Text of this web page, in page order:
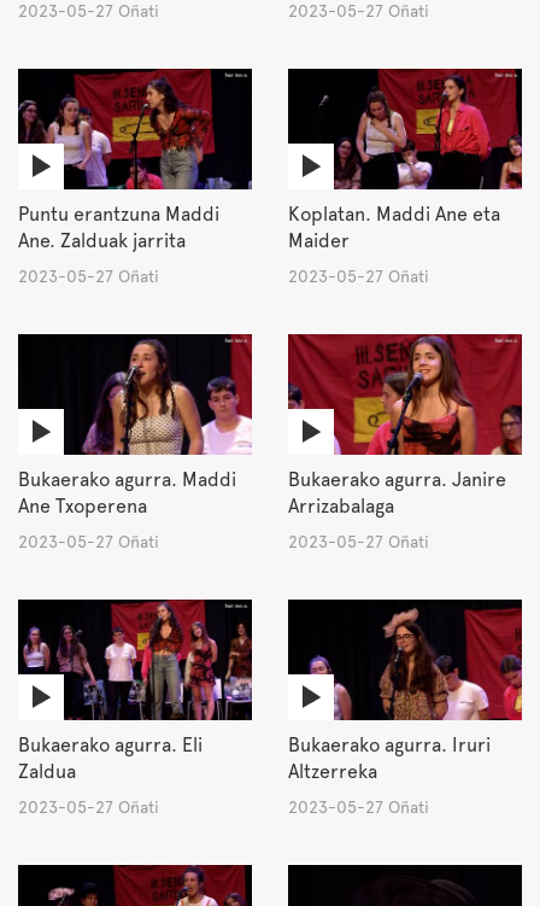
2023-05-27 Oñati 2023-05-27 Oñati
Puntu erantzuna Maddi
Ane. Zalduak jarrita
2023-05-27 Oñati
Koplatan. Maddi Ane eta
Maider
2023-05-27 Oñati
Bukaerako agurra. Maddi
Ane Txoperena
2023-05-27 Oñati
Bukaerako agurra. Janire
Arrizabalaga
2023-05-27 Oñati
Bukaerako agurra. Eli
Zaldua
2023-05-27 Oñati
Bukaerako agurra. Iruri
Altzerreka
2023-05-27 Oñati